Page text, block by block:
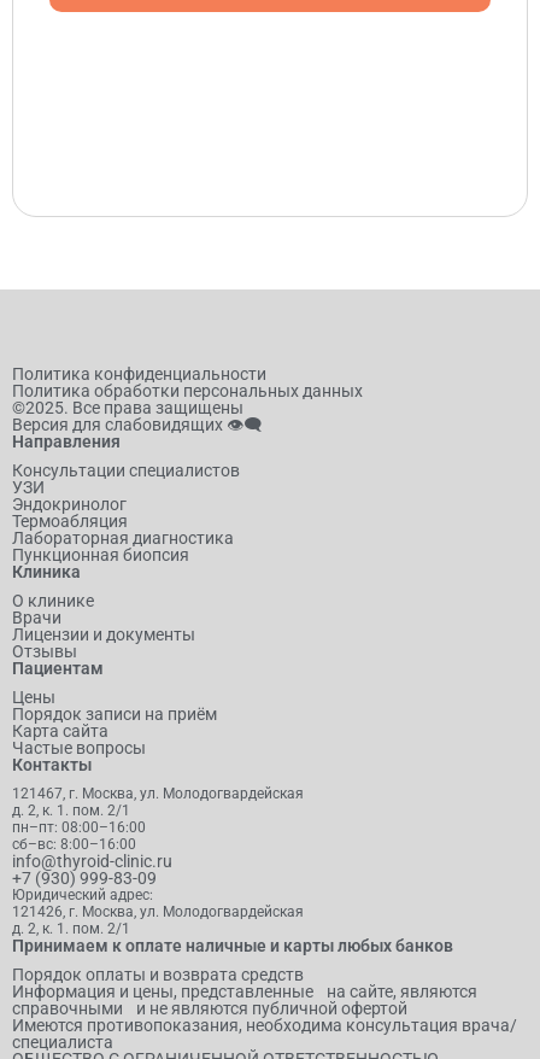
Политика конфиденциальности
Политика обработки персональных данных
©2025. Все права защищены
Версия для слабовидящих 👁️‍🗨️
Направления
Консультации специалистов
УЗИ
Эндокринолог
Термоабляция
Лабораторная диагностика
Пункционная биопсия
Клиника
О клинике
Врачи
Лицензии и документы
Отзывы
Пациентам
Цены
Порядок записи на приём
Карта сайта
Частые вопросы
Контакты
121467, г. Москва, ул. Молодогвардейская
д. 2, к. 1. пом. 2/1
пн–пт: 08:00–16:00
сб–вс: 8:00–16:00
info@thyroid-clinic.ru
+7 (930) 999-83-09
Юридический адрес:
121426, г. Москва, ул. Молодогвардейская
д. 2, к. 1. пом. 2/1
Принимаем к оплате наличные и карты любых банков
Порядок оплаты и возврата средств
Информация и цены, представленные на сайте, являются
справочными и не являются публичной офертой
Имеются противопоказания, необходима консультация врача/
специалиста